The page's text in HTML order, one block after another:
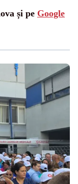
și pe Google